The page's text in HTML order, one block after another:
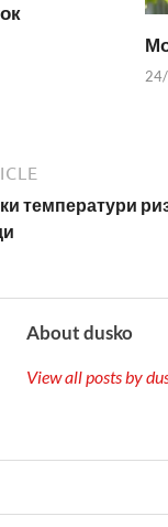
температури
About dusko
View all posts by